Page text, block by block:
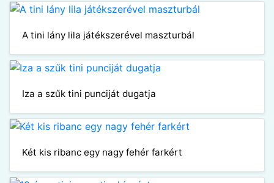
A tini lány lila játékszerével maszturbál
Iza a szűk tini punciját dugatja
Két kis ribanc egy nagy fehér farkért